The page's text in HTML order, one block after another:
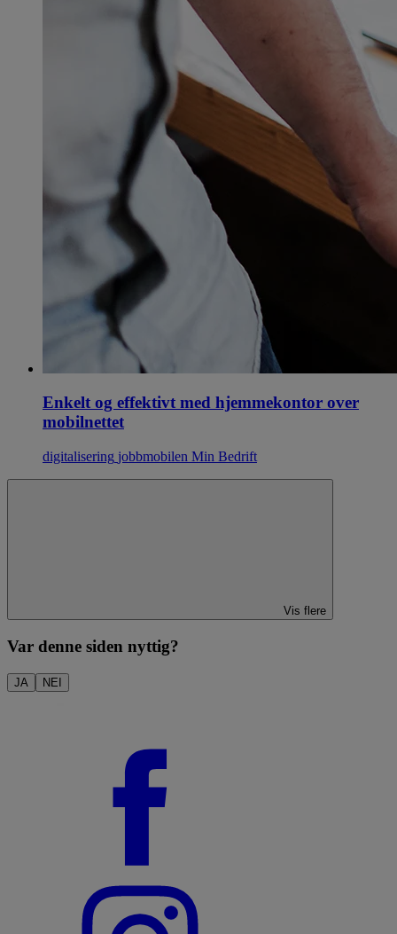
Enkelt og effektivt med hjemmekontor over
mobilnettet
digitalisering jobbmobilen Min Bedrift
Vis flere
Var denne siden nyttig?
JA NEI